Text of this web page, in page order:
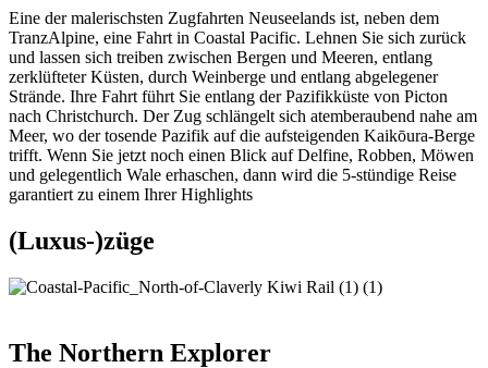
Eine der malerischsten Zugfahrten Neuseelands ist, neben dem
TranzAlpine, eine Fahrt in Coastal Pacific. Lehnen Sie sich zurück
und lassen sich treiben zwischen Bergen und Meeren, entlang
zerklüfteter Küsten, durch Weinberge und entlang abgelegener
Strände. Ihre Fahrt führt Sie entlang der Pazifikküste von Picton
nach Christchurch. Der Zug schlängelt sich atemberaubend nahe am
Meer, wo der tosende Pazifik auf die aufsteigenden Kaikōura-Berge
trifft. Wenn Sie jetzt noch einen Blick auf Delfine, Robben, Möwen
und gelegentlich Wale erhaschen, dann wird die 5-stündige Reise
garantiert zu einem Ihrer Highlights
(Luxus-)züge
The Northern Explorer